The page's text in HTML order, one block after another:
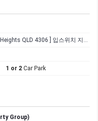
QLD 4306 ] 입스위치 지역 (고속도로 진출입 수월)
1 or 2 Car Park
Group)